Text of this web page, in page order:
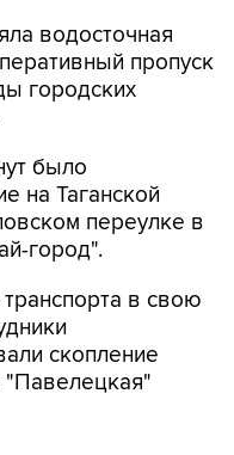
водосточная
пропуск
городских
было
на Таганской
переулке в
город".
в свою
скопление
"Павелецкая"